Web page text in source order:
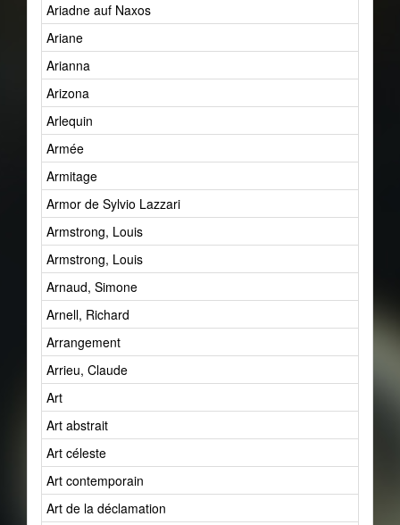
Ariadne auf Naxos
Ariane
Arianna
Arizona
Arlequin
Armée
Armitage
Armor de Sylvio Lazzari
Armstrong, Louis
Armstrong, Louis
Arnaud, Simone
Arnell, Richard
Arrangement
Arrieu, Claude
Art
Art abstrait
Art céleste
Art contemporain
Art de la déclamation